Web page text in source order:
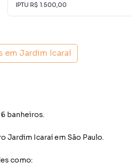
IPTU R$ 1.500,00
em Jardim Icaraí
banheiros.
Jardim Icaraíem São Paulo.
como: